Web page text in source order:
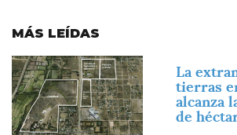
MÁS LEÍDAS
Imagen
La
tierras
alcanza
de